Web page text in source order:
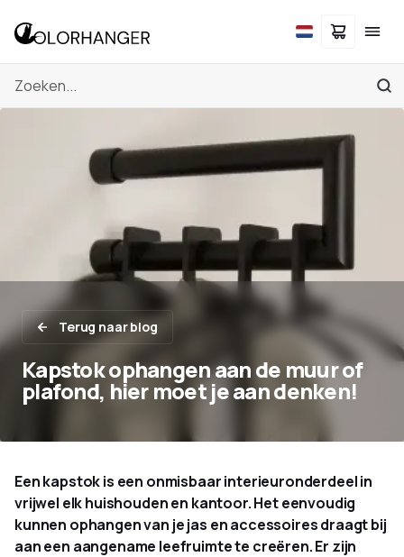
Terug naar blog
Kapstok ophangen aan de muur of
plafond, hier moet je aan denken!
Een kapstok is een onmisbaar interieuronderdeel in
vrijwel elk huishouden en kantoor. Het eenvoudig
kunnen ophangen van je jas en accessoires draagt bij
aan een aangename leefruimte te creëren. Er zijn